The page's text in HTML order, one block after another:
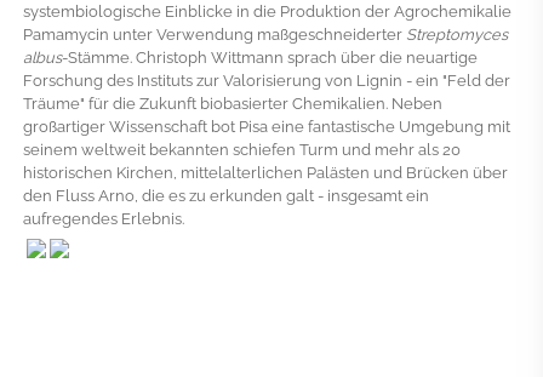
systembiologische Einblicke in die Produktion der Agrochemikalie
Pamamycin unter Verwendung maßgeschneiderter Streptomyces
albus-Stämme. Christoph Wittmann sprach über die neuartige
Forschung des Instituts zur Valorisierung von Lignin - ein "Feld der
Träume" für die Zukunft biobasierter Chemikalien. Neben
großartiger Wissenschaft bot Pisa eine fantastische Umgebung mit
seinem weltweit bekannten schiefen Turm und mehr als 20
historischen Kirchen, mittelalterlichen Palästen und Brücken über
den Fluss Arno, die es zu erkunden galt - insgesamt ein
aufregendes Erlebnis.